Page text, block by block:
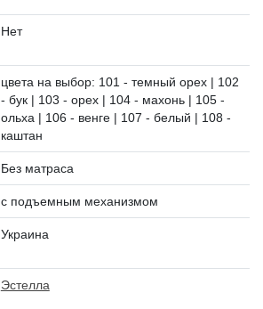
Нет
цвета на выбор: 101 - темный орех | 102
- бук | 103 - орех | 104 - махонь | 105 -
ольха | 106 - венге | 107 - белый | 108 -
каштан
Без матраса
с подъемным механизмом
Украина
Эстелла